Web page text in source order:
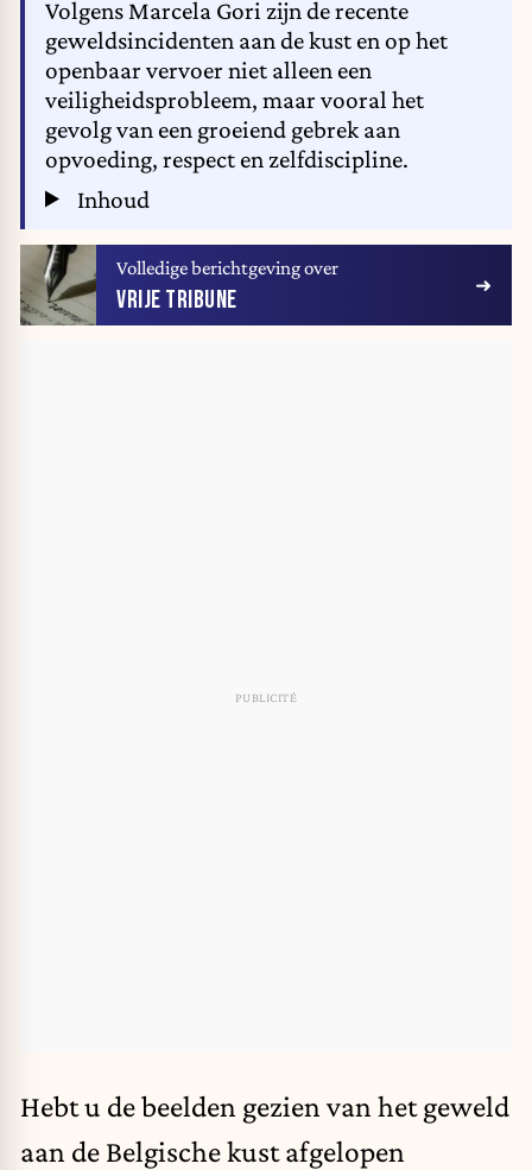
Volgens Marcela Gori zijn de recente
geweldsincidenten aan de kust en op het
openbaar vervoer niet alleen een
veiligheidsprobleem, maar vooral het
gevolg van een groeiend gebrek aan
opvoeding, respect en zelfdiscipline.
Inhoud
Volledige berichtgeving over
VRIJE TRIBUNE
Hebt u de beelden gezien van het geweld
aan de Belgische kust afgelopen